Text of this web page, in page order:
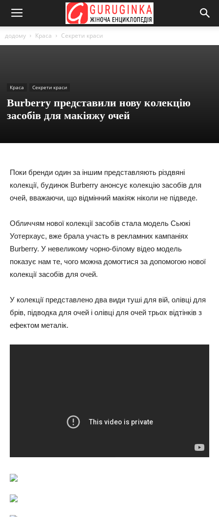
додому Краса Секрети краси
Краса Секрети краси
Burberry представили нову колекцію
засобів для макіяжу очей
Поки бренди один за іншим представляють різдвяні
колекції, будинок Burberry анонсує колекцію засобів для
очей, вважаючи, що відмінний макіяж ніколи не підведе.
Обличчям нової колекції засобів стала модель Сьюкі
Уотерхаус, вже брала участь в рекламних кампаніях
Burberry. У невеликому чорно-білому відео модель
показує нам те, чого можна домогтися за допомогою нової
колекції засобів для очей.
У колекції представлено два види туші для вій, олівці для
брів, підводка для очей і олівці для очей трьох відтінків з
ефектом металік.